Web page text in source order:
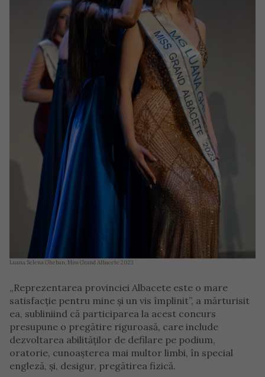
Luana Selena Gheban, Miss Grand Albacete 2023
„Reprezentarea provinciei Albacete este o mare
satisfacție pentru mine și un vis împlinit”, a mărturisit
ea, subliniind că participarea la acest concurs
presupune o pregătire riguroasă, care include
dezvoltarea abilităților de defilare pe podium,
oratorie, cunoașterea mai multor limbi, în special
engleză, și, desigur, pregătirea fizică.